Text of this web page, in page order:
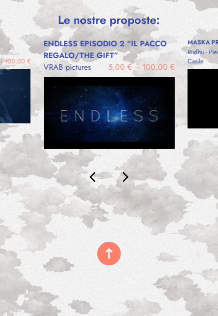
Le nostre proposte:
ENDLESS EPISODIO 2 “IL PACCO
REGALO/THE GIFT”
VRAB pictures
5,00€– 100,00€
MASKA
Riidhu -
Casile
100,00€